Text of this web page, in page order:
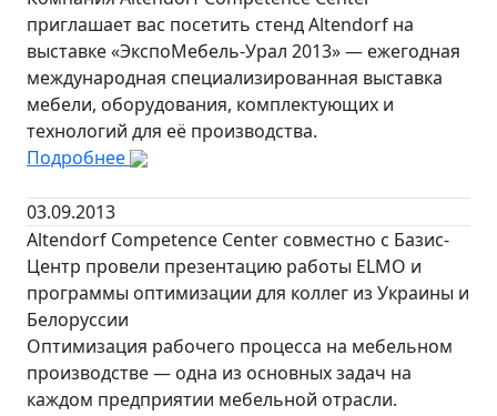
приглашает вас посетить стенд Altendorf на
выставке «ЭкспоМебель-Урал 2013» — ежегодная
международная специализированная выставка
мебели, оборудования, комплектующих и
технологий для её производства.
Подробнее
03.09.2013
Altendorf Competence Center совместно с Базис-
Центр провели презентацию работы ELMO и
программы оптимизации для коллег из Украины и
Белоруссии
Оптимизация рабочего процесса на мебельном
производстве — одна из основных задач на
каждом предприятии мебельной отрасли.